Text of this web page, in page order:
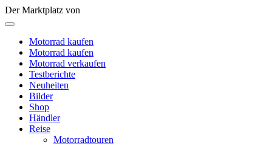
Der Marktplatz von
Motorrad kaufen
Motorrad kaufen
Motorrad verkaufen
Testberichte
Neuheiten
Bilder
Shop
Händler
Reise
Motorradtouren